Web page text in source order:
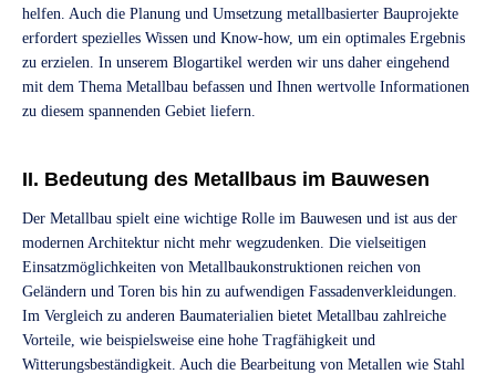
helfen. Auch die Planung und Umsetzung metallbasierter Bauprojekte
erfordert spezielles Wissen und Know-how, um ein optimales Ergebnis
zu erzielen. In unserem Blogartikel werden wir uns daher eingehend
mit dem Thema Metallbau befassen und Ihnen wertvolle Informationen
zu diesem spannenden Gebiet liefern.
II. Bedeutung des Metallbaus im Bauwesen
Der Metallbau spielt eine wichtige Rolle im Bauwesen und ist aus der
modernen Architektur nicht mehr wegzudenken. Die vielseitigen
Einsatzmöglichkeiten von Metallbaukonstruktionen reichen von
Geländern und Toren bis hin zu aufwendigen Fassadenverkleidungen.
Im Vergleich zu anderen Baumaterialien bietet Metallbau zahlreiche
Vorteile, wie beispielsweise eine hohe Tragfähigkeit und
Witterungsbeständigkeit. Auch die Bearbeitung von Metallen wie Stahl